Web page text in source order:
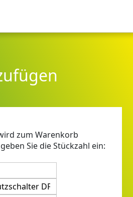
zum Warenkorb
Sie die Stückzahl ein: